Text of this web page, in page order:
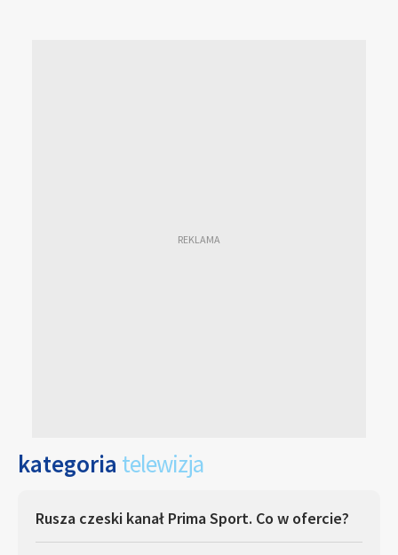
kategoria telewizja
Rusza czeski kanał Prima Sport. Co w ofercie?